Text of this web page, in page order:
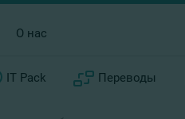
О нас
IT Pack Переводы